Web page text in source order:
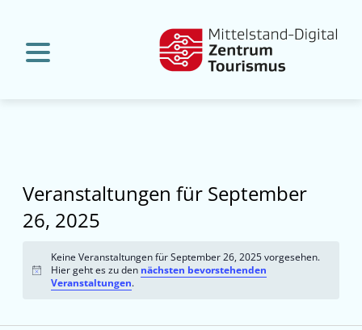
Veranstaltungen für September
26, 2025
Hinweis
Keine Veranstaltungen für September 26, 2025 vorgesehen.
Hier geht es zu den nächsten bevorstehenden
Veranstaltungen.